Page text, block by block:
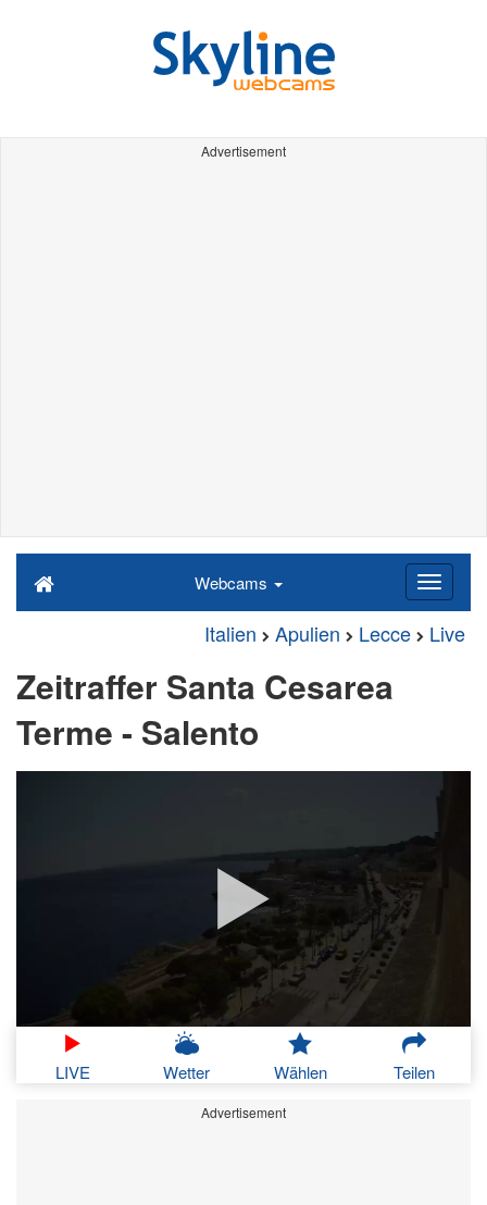
Advertisement
Webcams
Italien Apulien Lecce Live
Zeitraffer Santa Cesarea
Terme - Salento
LIVE Wetter Wählen Teilen
Advertisement